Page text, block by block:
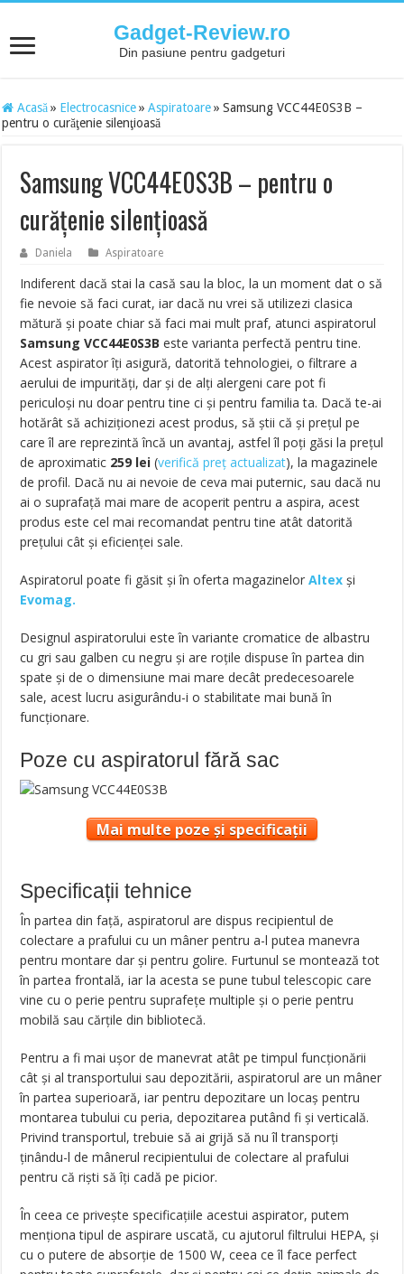
Gadget-Review.ro
Din pasiune pentru gadgeturi
Acasă » Electrocasnice » Aspiratoare » Samsung VCC44E0S3B –
pentru o curăţenie silenţioasă
Samsung VCC44E0S3B – pentru o
curăţenie silenţioasă
Daniela Aspiratoare
Indiferent dacă stai la casă sau la bloc, la un moment dat o să
fie nevoie să faci curat, iar dacă nu vrei să utilizezi clasica
mătură şi poate chiar să faci mai mult praf, atunci aspiratorul
Samsung VCC44E0S3B este varianta perfectă pentru tine.
Acest aspirator îţi asigură, datorită tehnologiei, o filtrare a
aerului de impurităţi, dar şi de alţi alergeni care pot fi
periculoşi nu doar pentru tine ci şi pentru familia ta. Dacă te-ai
hotărât să achiziţionezi acest produs, să ştii că şi preţul pe
care îl are reprezintă încă un avantaj, astfel îl poţi găsi la preţul
de aproximatic 259 lei (verifică preț actualizat), la magazinele
de profil. Dacă nu ai nevoie de ceva mai puternic, sau dacă nu
ai o suprafaţă mai mare de acoperit pentru a aspira, acest
produs este cel mai recomandat pentru tine atât datorită
preţului cât şi eficienței sale.
Aspiratorul poate fi găsit și în oferta magazinelorAltex și
Evomag.
Designul aspiratorului este în variante cromatice de albastru
cu gri sau galben cu negru şi are roţile dispuse în partea din
spate şi de o dimensiune mai mare decât predecesoarele
sale, acest lucru asigurându-i o stabilitate mai bună în
funcţionare.
Poze cu aspiratorul fără sac
Mai multe poze și specificații
Specificații tehnice
În partea din faţă, aspiratorul are dispus recipientul de
colectare a prafului cu un mâner pentru a-l putea manevra
pentru montare dar şi pentru golire. Furtunul se montează tot
în partea frontală, iar la acesta se pune tubul telescopic care
vine cu o perie pentru suprafeţe multiple şi o perie pentru
mobilă sau cărţile din bibliotecă.
Pentru a fi mai uşor de manevrat atât pe timpul funcţionării
cât şi al transportului sau depozitării, aspiratorul are un mâner
în partea superioară, iar pentru depozitare un locaş pentru
montarea tubului cu peria, depozitarea putând fi şi verticală.
Privind transportul, trebuie să ai grijă să nu îl transporţi
ținându-l de mânerul recipientului de colectare al prafului
pentru că rişti să îţi cadă pe picior.
În ceea ce priveşte specificaţiile acestui aspirator, putem
menţiona tipul de aspirare uscată, cu ajutorul filtrului HEPA, şi
cu o putere de absorţie de 1500 W, ceea ce îl face perfect